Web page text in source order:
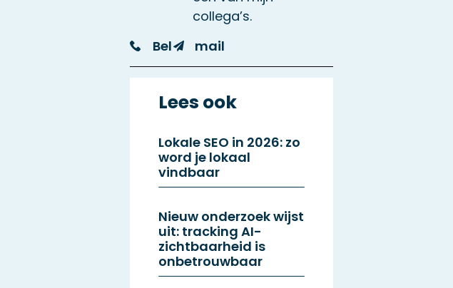
collega’s.
Bel
mail
Lees ook
Lokale SEO in 2026: zo
word je lokaal
vindbaar
Nieuw onderzoek wijst
uit: tracking AI-
zichtbaarheid is
onbetrouwbaar